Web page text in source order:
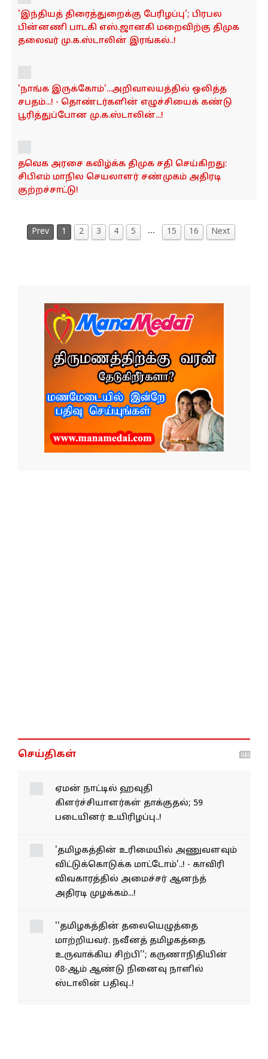
'இந்தியத் திரைத்துறைக்கு பேரிழப்பு'; பிரபல
பின்னணி பாடகி எஸ்.ஜானகி மறைவிற்கு திமுக
தலைவர் மு.க.ஸ்டாலின் இரங்கல்..!
'நாங்க இருக்கோம்'...அறிவாலயத்தில் ஒலித்த
சபதம்...! - தொண்டர்களின் எழுச்சியைக் கண்டு
பூரித்துப்போன மு.க.ஸ்டாலின்...!
தவெக அரசை கவிழ்க்க திமுக சதி செய்கிறது:
சிபிஎம் மாநில செயலாளர் சண்முகம் அதிரடி
குற்றச்சாட்டு!
Prev 1 2 3 4 5 … 15 16 Next
செய்திகள்
ஏமன் நாட்டில் ஹவுதி
கிளர்ச்சியாளர்கள் தாக்குதல்; 59
படையினர் உயிரிழப்பு..!
'தமிழகத்தின் உரிமையில் அணுவளவும்
விட்டுக்கொடுக்க மாட்டோம்'..! - காவிரி
விவகாரத்தில் அமைச்சர் ஆனந்த்
அதிரடி முழக்கம்...!
''தமிழகத்தின் தலையெழுத்தை
மாற்றியவர். நவீனத் தமிழகத்தை
உருவாக்கிய சிற்பி''; கருணாநிதியின்
08-ஆம் ஆண்டு நினைவு நாளில்
ஸ்டாலின் பதிவு..!